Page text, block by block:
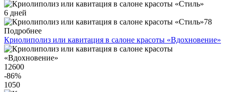
6 дней
78
Подробнее
Криолиполиз или кавитация в салоне красоты «Вдохновение»
12600
-86%
1050